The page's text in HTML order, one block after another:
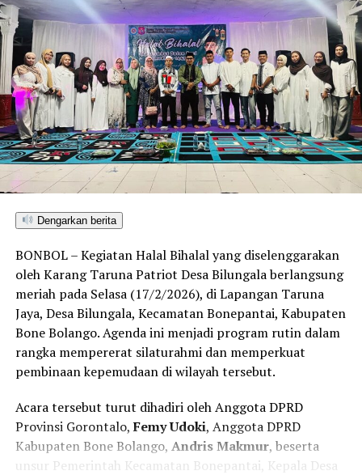
Hingga saat ini,
pihak Kepolisian dan Dinas Pemadam
Kebakaran setempatmasih melakukan penyelidikan
untuk mengetahui penyebab pasti kebakaran serta
menghitung total nilai kerugian.
Pihak sekolah memastikan bahwalangkah penanganan
darurat sedang disiapkan, termasukpengaturan
ulang ruang kelas sementaraagar kegiatan belajar
mengajar siswa dapat kembali berjalan dalam waktu
dekat.
masyarakat Batudaa, mengingat sekolah tersebut
merupakan salah satu lembaga pendidikan unggulan di
wilayah itu.
Dengarkan berita
BONBOL – Kegiatan Halal Bihalal yang diselenggarakan
oleh Karang Taruna Patriot Desa Bilungala berlangsung
meriah pada Selasa (17/2/2026), di Lapangan Taruna
Jaya, Desa Bilungala, Kecamatan Bonepantai, Kabupaten
Bone Bolango. Agenda ini menjadi program rutin dalam
rangka mempererat silaturahmi dan memperkuat
pembinaan kepemudaan di wilayah tersebut.
Acara tersebut turut dihadiri oleh Anggota DPRD
Provinsi Gorontalo, Femy Udoki, Anggota DPRD
Kabupaten Bone Bolango, Andris Makmur, beserta
unsur Pemerintah Kecamatan Bonepantai, Kepala Desa